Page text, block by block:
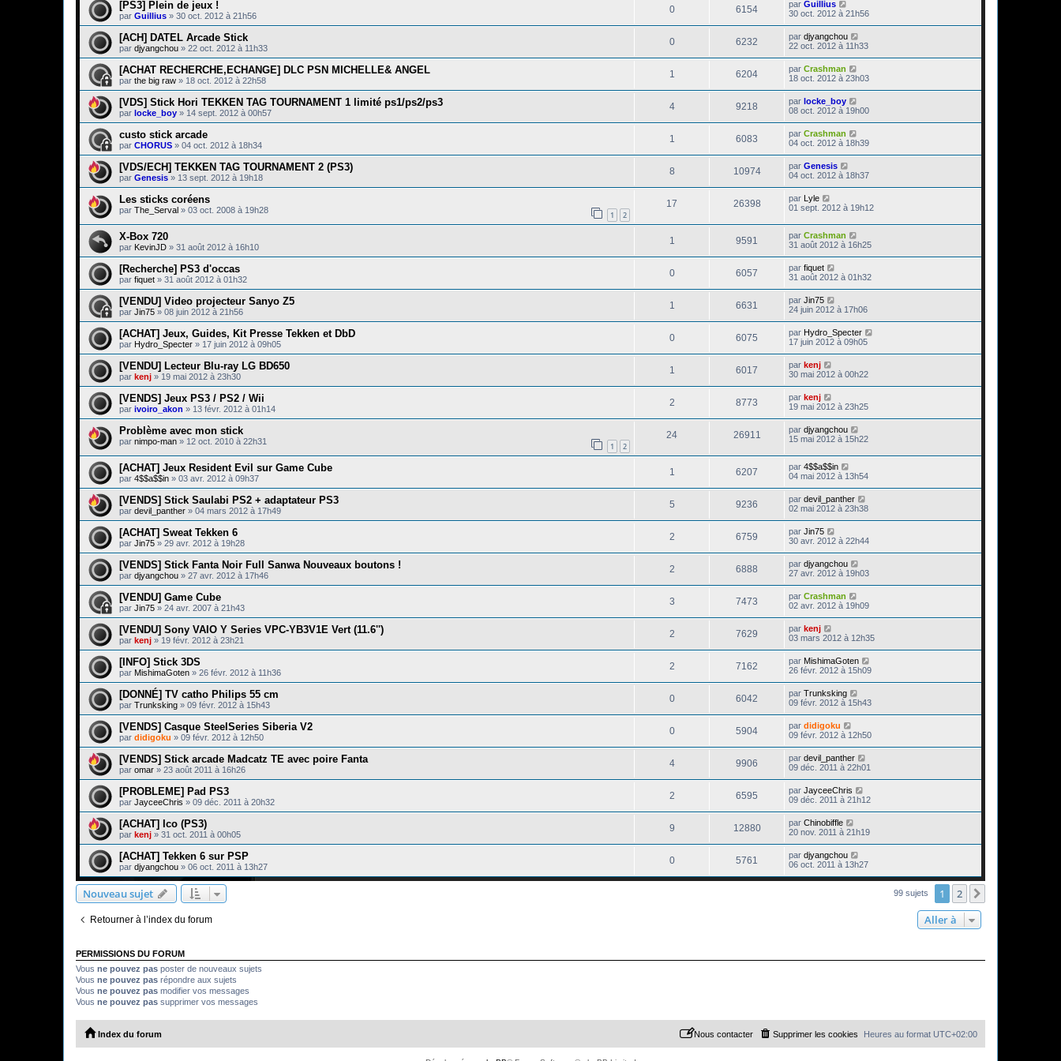
[PS3] Plein de jeux !
par Guillius » 30 oct. 2012 à 21h56
0 6154 par Guillius
30 oct. 2012 à 21h56
[ACH] DATEL Arcade Stick
par djyangchou » 22 oct. 2012 à 11h33
0 6232 par djyangchou
22 oct. 2012 à 11h33
[ACHAT RECHERCHE,ECHANGE] DLC PSN MICHELLE& ANGEL
par the big raw » 18 oct. 2012 à 22h58
1 6204 par Crashman
18 oct. 2012 à 23h03
[VDS] Stick Hori TEKKEN TAG TOURNAMENT 1 limité ps1/ps2/ps3
par locke_boy » 14 sept. 2012 à 00h57
4 9218 par locke_boy
08 oct. 2012 à 19h00
custo stick arcade
par CHORUS » 04 oct. 2012 à 18h34
1 6083 par Crashman
04 oct. 2012 à 18h39
[VDS/ECH] TEKKEN TAG TOURNAMENT 2 (PS3)
par Genesis » 13 sept. 2012 à 19h18
8 10974 par Genesis
04 oct. 2012 à 18h37
Les sticks coréens
par The_Serval » 03 oct. 2008 à 19h28 1 2
17 26398 par
Lyle
01 sept. 2012 à 19h12
X-Box 720
par KevinJD » 31 août 2012 à 16h10
1 9591 par Crashman
31 août 2012 à 16h25
[Recherche] PS3 d'occas
par fiquet » 31 août 2012 à 01h32
0 6057 par fiquet
31 août 2012 à 01h32
[VENDU] Video projecteur Sanyo Z5
par Jin75 » 08 juin 2012 à 21h56
1 6631 par Jin75
24 juin 2012 à 17h06
[ACHAT] Jeux, Guides, Kit Presse Tekken et DbD
par Hydro_Specter » 17 juin 2012 à 09h05
0 6075 par Hydro_Specter
17 juin 2012 à 09h05
[VENDU] Lecteur Blu-ray LG BD650
par kenj » 19 mai 2012 à 23h30
1 6017 par kenj
30 mai 2012 à 00h22
[VENDS] Jeux PS3 / PS2 / Wii
par ivoiro_akon » 13 févr. 2012 à 01h14
2 8773 par kenj
19 mai 2012 à 23h25
Problème avec mon stick
par nimpo-man » 12 oct. 2010 à 22h31 1 2
24 26911 par djyangchou
15 mai 2012 à 15h22
[ACHAT] Jeux Resident Evil sur Game Cube
par 4$$a$$in » 03 avr. 2012 à 09h37
1 6207 par 4$$a$$in
04 mai 2012 à 13h54
[VENDS] Stick Saulabi PS2 + adaptateur PS3
par devil_panther » 04 mars 2012 à 17h49
5 9236 par devil_panther
02 mai 2012 à 23h38
[ACHAT] Sweat Tekken 6
par Jin75 » 29 avr. 2012 à 19h28
2 6759 par Jin75
30 avr. 2012 à 22h44
[VENDS] Stick Fanta Noir Full Sanwa Nouveaux boutons !
par djyangchou » 27 avr. 2012 à 17h46
2 6888 par djyangchou
27 avr. 2012 à 19h03
[VENDU] Game Cube
par Jin75 » 24 avr. 2007 à 21h43
3 7473 par Crashman
02 avr. 2012 à 19h09
[VENDU] Sony VAIO Y Series VPC-YB3V1E Vert (11.6'')
par kenj » 19 févr. 2012 à 23h21
2 7629 par kenj
03 mars 2012 à 12h35
[INFO] Stick 3DS
par MishimaGoten » 26 févr. 2012 à 11h36
2 7162 par MishimaGoten
26 févr. 2012 à 15h09
[DONNÉ] TV catho Philips 55 cm
par Trunksking » 09 févr. 2012 à 15h43
0 6042 par Trunksking
09 févr. 2012 à 15h43
[VENDS] Casque SteelSeries Siberia V2
par didigoku » 09 févr. 2012 à 12h50
0 5904 par didigoku
09 févr. 2012 à 12h50
[VENDS] Stick arcade Madcatz TE avec poire Fanta
par omar » 23 août 2011 à 16h26
4 9906 par devil_panther
09 déc. 2011 à 22h01
[PROBLEME] Pad PS3
par JayceeChris » 09 déc. 2011 à 20h32
2 6595 par JayceeChris
09 déc. 2011 à 21h12
[ACHAT] Ico (PS3)
par kenj » 31 oct. 2011 à 00h05
9 12880 par Chinobiffle
20 nov. 2011 à 21h19
[ACHAT] Tekken 6 sur PSP
par djyangchou » 06 oct. 2011 à 13h27
0 5761 par djyangchou
06 oct. 2011 à 13h27
Nouveau sujet 99 sujets 1 2
Retourner à l’index du forum Aller à
PERMISSIONS DU FORUM
Vous ne pouvez pas poster de nouveaux sujets
Vous ne pouvez pas répondre aux sujets
Vous ne pouvez pas modifier vos messages
Vous ne pouvez pas supprimer vos messages
Index du forum Heures au format UTC+02:00
Supprimer les cookies
Nous contacter